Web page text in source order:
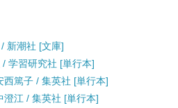
新潮社 [文庫]
学習研究社 [単行本]
篤子 / 集英社 [単行本]
江 / 集英社 [単行本]